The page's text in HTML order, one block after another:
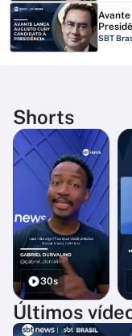
SBT
Shorts
30s
Últimos